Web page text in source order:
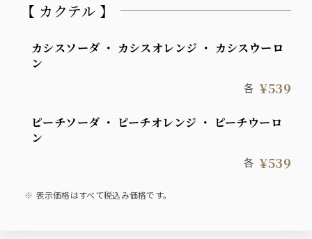
【 カクテル 】
カシスソーダ ・ カシスオレンジ ・ カシスウーロ
ン
各 ¥539
ピーチソーダ ・ ピーチオレンジ ・ ピーチウーロ
ン
各 ¥539
表示価格はすべて税込み価格です。